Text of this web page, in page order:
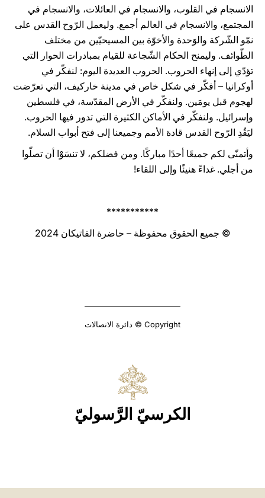
الانسجام في القلوب، والانسجام في العائلات، والانسجام في
المجتمع، والانسجام في العالم أجمع. وليعمل الرّوح القدس على
نمّو الشّركة والوَحدة والأخوّة بين المسيحيّين من مختلف
الطّوائف. وليمنح الحكام الشّجاعة للقيام بمبادرات الحوار التي
تؤدّي إلى إنهاء الحروب. الحروب العديدة اليوم: لنفكّر في
أوكرانيا – أفكّر في شكل خاص في مدينة خاركيف، التي تعرّضت
لهجوم قبل يومَين. ولنفكّر في الأرض المقدّسة، في فلسطين
وإسرائيل. ولنفكّر في الأماكن الكثيرة التي تدور فيها الحروب.
ليَقُدِ الرّوح القدس قادة الأمم وجميعنا إلى فتح أبواب السلام.
وأتمنّى لكم جميعًا أحدًا مباركًا. ومن فضلكم، لا تنسَوْا أن تصلّوا
من أجلي. غداءً هنيئًا وإلى اللقاء!
***********
© جميع الحقوق محفوظة – حاضرة الفاتيكان 2024
Copyright © دائرة الاتصالات
الكرسيّ الرَّسوليّ